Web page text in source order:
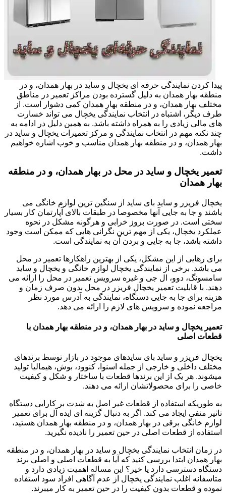
پیدا کردن نمایندگی حرفه ای یخچال و ساید در بهار همدان، و در
منطقه بهار همدان به دلیل گسترده بودن مراکز تعمیر در مناطق
مختلف بهار همدان، و در منطقه بهار همدان کمی دشوار است. از
طرف دیگر، اشتباه در انتخاب نمایندگی یخچال می تواند خسارت
های مالی زیادی را به همراه داشته باشد. به همین دلیل در ادامه به
چند نکته مهم در انتخاب نمایندگی و مرکز تعمیرات یخچال و ساید در
بهار همدان، و در منطقه بهار همدان مناسب و خوب اشاره خواهیم
داشت.
تعمیر یخچال و ساید در محل در بهار همدان، و در منطقه
بهار همدان
یخچال فریزر و ساید بای ساید از سنگین ترین لوازم خانگی می
باشند و جا به جایی آنها مخصوصا در طبقات بالای آپارتمان کار بسیار
سختی است. در صورت بروز خرابی و هرگونه مشکل در نحوه
عملکرد یخچال، یکی از مهم ترین نگرانی هایی که ممکن است وجود
داشته باشد، جا به جایی و بردن آن به نمایندگی است.
برای رهایی از این مشکل، یکی از بهترین راهکارها تعمیر در محل
می باشد. برخی از نمایندگی یخچال لوازم خانگی و یخچال و ساید
سامسونگ، دوو، ال جی و غیره سرویس تعمیر در محل را ارائه می
دهند. با قابلیت تعمیر یخچال فریزر در محل بدون صرف زمان و
هزینه برای جا به جایی دستگاه، نمایندگی به آدرس مورد نظر
مراجعه نموده و سرویس های لازم را ارائه می دهد.
تعمیر یخچال و ساید در بهار همدان، و در منطقه بهار همدان با
قطعات اصلی
یخچال فریزر و ساید بای سایدهای موجود در بازار توسط برندهای
مختلف داخلی و خارجی از جمله اسنوا، کنوود، بوش، هیمالیا تولید
میشوند. هر یک از این برندها قطعات با ساختار و شکل و کیفیت
خاصی را برای محصولاتشان ارائه می دهند.
به طوریکه استفاده از قطعات غیر اصل به شدت بر کارایی دستگاه
تاثیر منفی ایجاد می کند. اگر به دنبال گزینه ای ایده آل برای تعمیر
لوازم خانگی برقی در بهار همدان، و در منطقه بهار همدان هستید،
استفاده از قطعات اصلی در حین تعمیر را نادیده نگیرید.
در زمان انتخاب نمایندگی یخچال و ساید در بهار همدان، و در منطقه
بهار همدان ابتدا بررسی کنید که آیا به قطعات اصلی و اصلی برند
دستگاه دسترسی دارد یا خیر؟ این مساله اهمیت زیادی دارد و
متاسفانه اغلب نمایندگی یخچال از عدم آگاهی افراد سود استفاده
نموده و قطعات بدون کیفیت را در حین تعمیر به کار میبرند.